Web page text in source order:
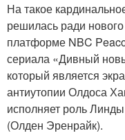
На такое
решилась ради
платформе NBC
сериала «Дивный
который является
антиутопии Олдоса
исполняет роль
(Олден Эренрайк).